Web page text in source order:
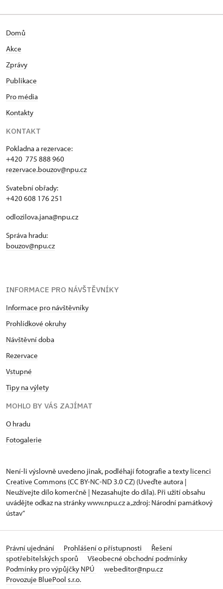
Domů
Akce
Zprávy
Publikace
Pro média
Kontakty
KONTAKT
Pokladna a rezervace:
+420 775 888 960
rezervace.bouzov@npu.cz
Svatební obřady:
+420 608 176 251
odlozilova.jana@npu.cz
Správa hradu:
bouzov@npu.cz
INFORMACE PRO NÁVŠTĚVNÍKY
Informace pro návštěvníky
Prohlídkové okruhy
Návštěvní doba
Rezervace
Vstupné
Tipy na výlety
MOHLO BY VÁS ZAJÍMAT
O hradu
Fotogalerie
Není-li výslovně uvedeno jinak, podléhají fotografie a texty licenci
Creative Commons (CC BY-NC-ND 3.0 CZ) (Uveďte autora |
Neužívejte dílo komerčně | Nezasahujte do díla). Při užití obsahu
uvádějte odkaz na stránky www.npu.cz a „zdroj: Národní památkový
ústav“
Právní ujednání Prohlášení o přístupnosti
Řešení
spotřebitelských sporů
Všeobecné obchodní podmínky
Podmínky pro výpůjčky NPÚ
webeditor@npu.cz
Provozuje BluePool s.r.o.